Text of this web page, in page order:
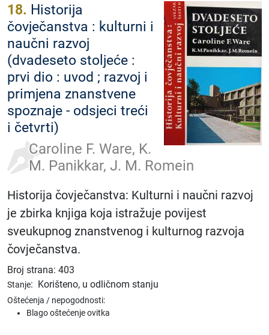
18. Historija
čovječanstva : kulturni i
naučni razvoj
(dvadeseto stoljeće :
prvi dio : uvod ; razvoj i
primjena znanstvene
spoznaje - odsjeci treći
i četvrti)
Caroline F. Ware, K.
M. Panikkar, J. M. Romein
Historija čovječanstva: Kulturni i naučni razvoj
je zbirka knjiga koja istražuje povijest
sveukupnog znanstvenog i kulturnog razvoja
čovječanstva.
Broj strana: 403
Stanje: Korišteno, u odličnom stanju
Oštećenja / nepogodnosti:
Blago oštećenje ovitka